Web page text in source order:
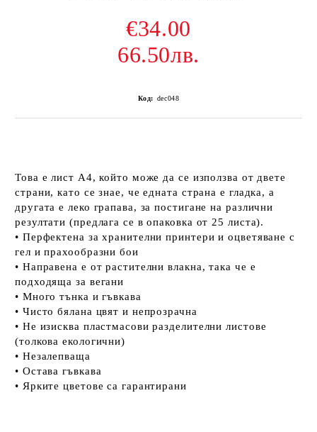
€34.00
66.50лв.
Код: dec048
Това е лист А4, който може да се използва от двете
страни, като се знае, че едната страна е гладка, а
другата е леко грапава, за постигане на различни
резултати (предлага се в опаковка от 25 листа).
• Перфектена за хранителни принтери и оцветяване с
гел и прахообразни бои
• Направена е от растителни влакна, така че е
подходяща за вегани
• Много тънка и гъвкава
• Чисто бялана цвят и непрозрачна
• Не изисква пластмасови разделителни листове
(толкова екологични)
• Незалепваща
• Остава гъвкава
• Ярките цветове са гарантирани